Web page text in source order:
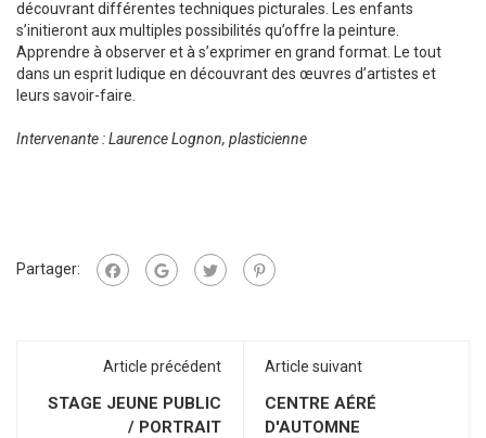
découvrant différentes techniques picturales. Les enfants
s’initieront aux multiples possibilités qu’offre la peinture.
Apprendre à observer et à s’exprimer en grand format. Le tout
dans un esprit ludique en découvrant des œuvres d’artistes et
leurs savoir-faire.
Intervenante : Laurence Lognon, plasticienne
Partager:
Article précédent
STAGE JEUNE PUBLIC
/ PORTRAIT
Article suivant
CENTRE AÉRÉ
D'AUTOMNE